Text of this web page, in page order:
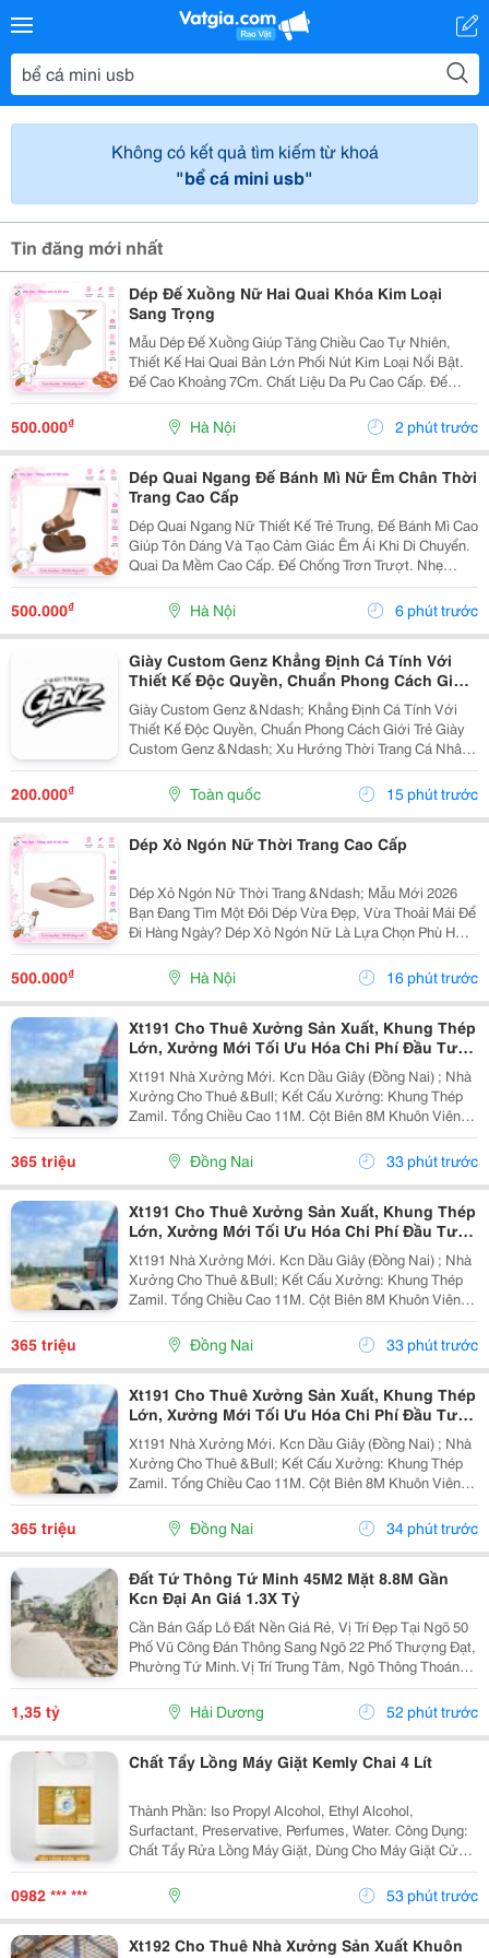
Không có kết quả tìm kiếm từ khoá
"bể cá mini usb"
Tin đăng mới nhất
Dép Đế Xuồng Nữ Hai Quai Khóa Kim Loại
Sang Trọng
Mẫu Dép Đế Xuồng Giúp Tăng Chiều Cao Tự Nhiên,
Thiết Kế Hai Quai Bản Lớn Phối Nút Kim Loại Nổi Bật.
Đế Cao Khoảng 7Cm. Chất Liệu Da Pu Cao Cấp. Đế
Chống Trượt. Êm Chân Khi Mang Lâu. Thích Hợp Đi
500.000₫ Hà Nội 2 phút trước
Dép Quai Ngang Đế Bánh Mì Nữ Êm Chân Thời
Trang Cao Cấp
Dép Quai Ngang Nữ Thiết Kế Trẻ Trung, Đế Bánh Mì Cao
Giúp Tôn Dáng Và Tạo Cảm Giác Êm Ái Khi Di Chuyển.
Quai Da Mềm Cao Cấp. Đế Chống Trơn Trượt. Nhẹ
Chân, Mang Cả Ngày Không Đau. Phối Đồ Với Váy,
Quần Jean, Quần Short Đều Đẹp. Phù Hợp...
500.000₫ Hà Nội 6 phút trước
Giày Custom Genz Khẳng Định Cá Tính Với
Thiết Kế Độc Quyền, Chuẩn Phong Cách Giới
Trẻ
Giày Custom Genz &Ndash; Khẳng Định Cá Tính Với
Thiết Kế Độc Quyền, Chuẩn Phong Cách Giới Trẻ Giày
Custom Genz &Ndash; Xu Hướng Thời Trang Cá Nhân
Hóa Dẫn Đầu Năm 2026 Trong Thời Đại Mà Thời Trang
Không Còn Chỉ Dừng Lại Ở Việc Mặc Đẹp, Việc Thể...
200.000₫ Toàn quốc 15 phút trước
Dép Xỏ Ngón Nữ Thời Trang Cao Cấp
Dép Xỏ Ngón Nữ Thời Trang &Ndash; Mẫu Mới 2026
Bạn Đang Tìm Một Đôi Dép Vừa Đẹp, Vừa Thoải Mái Để
Đi Hàng Ngày? Dép Xỏ Ngón Nữ Là Lựa Chọn Phù Hợp
Cho Những Ngày Đi Chơi, Đi Biển, Dạo Phố Hoặc Sử
Dụng Thường Xuyên. ✅ Thiết Kế Thanh Lịch, Trẻ...
500.000₫ Hà Nội 16 phút trước
Xt191 Cho Thuê Xưởng Sản Xuất, Khung Thép
Lớn, Xưởng Mới Tối Ưu Hóa Chi Phí Đầu Tư
Sx
Xt191 Nhà Xưởng Mới. Kcn Dầu Giây (Đồng Nai) ; Nhà
Xưởng Cho Thuê &Bull; Kết Cấu Xưởng: Khung Thép
Zamil. Tổng Chiều Cao 11M. Cột Biên 8M Khuôn Viên
4700M2 ( 42M X 112M ) &Bull; Dt Nx Sản Xuất : 38M X
91M ( 3480 M&Sup2; ) &Bull; Dt Văn Phòng...
365 triệu Đồng Nai 33 phút trước
Xt191 Cho Thuê Xưởng Sản Xuất, Khung Thép
Lớn, Xưởng Mới Tối Ưu Hóa Chi Phí Đầu Tư
Sx
Xt191 Nhà Xưởng Mới. Kcn Dầu Giây (Đồng Nai) ; Nhà
Xưởng Cho Thuê &Bull; Kết Cấu Xưởng: Khung Thép
Zamil. Tổng Chiều Cao 11M. Cột Biên 8M Khuôn Viên
4700M2 ( 42M X 112M ) &Bull; Dt Nx Sản Xuất : 38M X
91M ( 3480 M&Sup2; ) &Bull; Dt Văn Phòng...
365 triệu Đồng Nai 33 phút trước
Xt191 Cho Thuê Xưởng Sản Xuất, Khung Thép
Lớn, Xưởng Mới Tối Ưu Hóa Chi Phí Đầu Tư
Sx
Xt191 Nhà Xưởng Mới. Kcn Dầu Giây (Đồng Nai) ; Nhà
Xưởng Cho Thuê &Bull; Kết Cấu Xưởng: Khung Thép
Zamil. Tổng Chiều Cao 11M. Cột Biên 8M Khuôn Viên
4700M2 ( 42M X 112M ) &Bull; Dt Nx Sản Xuất : 38M X
91M ( 3480 M&Sup2; ) &Bull; Dt Văn Phòng...
365 triệu Đồng Nai 34 phút trước
Đất Tứ Thông Tứ Minh 45M2 Mặt 8.8M Gần
Kcn Đại An Giá 1.3X Tỷ
Cần Bán Gấp Lô Đất Nền Giá Rẻ, Vị Trí Đẹp Tại Ngõ 50
Phố Vũ Công Đán Thông Sang Ngõ 22 Phố Thượng Đạt,
Phường Tứ Minh. Vị Trí Trung Tâm, Ngõ Thông Thoáng,
Bán Kính 300M Đầy Đủ Chợ Dân Sinh, Trường Học Các
Cấp Và Khu Công Nghiệp Đại An. Khu Vực Dân...
1,35 tỷ Hải Dương 52 phút trước
Chất Tẩy Lồng Máy Giặt Kemly Chai 4 Lít
Thành Phần: Iso Propyl Alcohol, Ethyl Alcohol,
Surfactant, Preservative, Perfumes, Water. Công Dụng:
Chất Tẩy Rửa Lồng Máy Giặt, Dùng Cho Máy Giặt Cửa
Trên, Máy Giặt Cửa Trước. Cách Dùng: Sử Dụng Từ 5-
10 Gam/Lít. Nếu Máy Giặt 7 Kg Thì Chọn Mức...
0982 *** *** 53 phút trước
Xt192 Cho Thuê Nhà Xưởng Sản Xuất Khuôn